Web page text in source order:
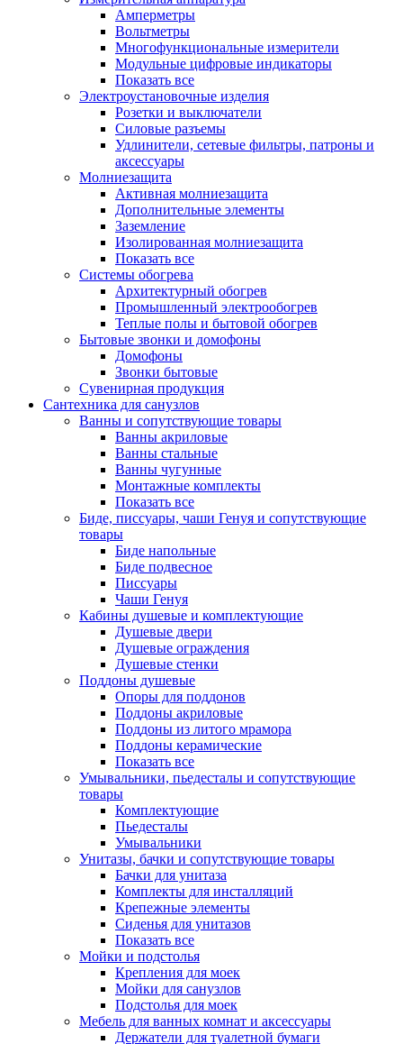
Амперметры
Вольтметры
Многофункциональные измерители
Модульные цифровые индикаторы
Показать все
Электроустановочные изделия
Розетки и выключатели
Силовые разъемы
Удлинители, сетевые фильтры, патроны и
аксессуары
Молниезащита
Активная молниезащита
Дополнительные элементы
Заземление
Изолированная молниезащита
Показать все
Системы обогрева
Архитектурный обогрев
Промышленный электрообогрев
Теплые полы и бытовой обогрев
Бытовые звонки и домофоны
Домофоны
Звонки бытовые
Сувенирная продукция
Сантехника для санузлов
Ванны и сопутствующие товары
Ванны акриловые
Ванны стальные
Ванны чугунные
Монтажные комплекты
Показать все
Биде, писсуары, чаши Генуя и сопутствующие
товары
Биде напольные
Биде подвесное
Писсуары
Чаши Генуя
Кабины душевые и комплектующие
Душевые двери
Душевые ограждения
Душевые стенки
Поддоны душевые
Опоры для поддонов
Поддоны акриловые
Поддоны из литого мрамора
Поддоны керамические
Показать все
Умывальники, пьедесталы и сопутствующие
товары
Комплектующие
Пьедесталы
Умывальники
Унитазы, бачки и сопутствующие товары
Бачки для унитаза
Комплекты для инсталляций
Крепежные элементы
Сиденья для унитазов
Показать все
Мойки и подстолья
Крепления для моек
Мойки для санузлов
Подстолья для моек
Мебель для ванных комнат и аксессуары
Держатели для туалетной бумаги